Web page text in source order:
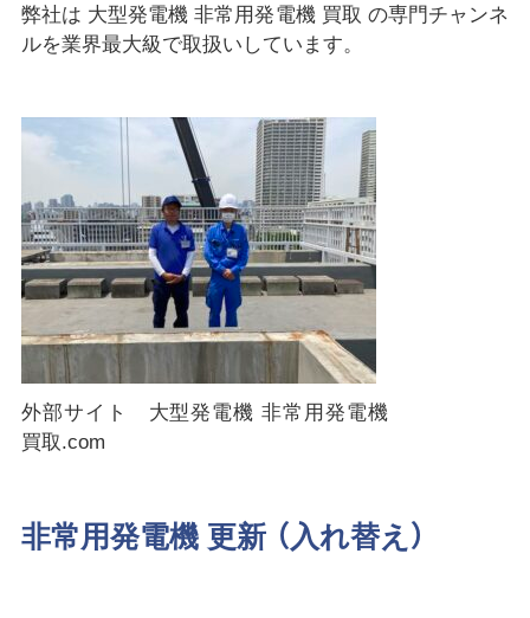
弊社は 大型発電機 非常用発電機 買取 の専門チャンネ
ルを業界最大級で取扱いしています。
外部サイト 大型発電機 非常用発電機
買取.com
非常用発電機 更新 （入れ替え）